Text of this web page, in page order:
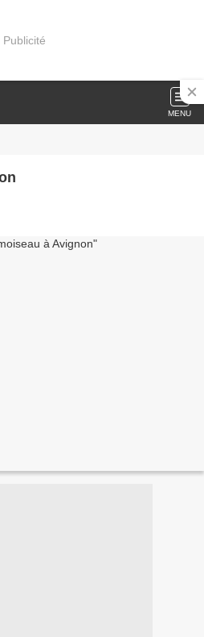
Publicité
MENU